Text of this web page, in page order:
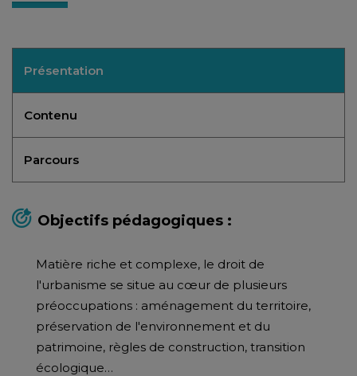
Présentation
Contenu
Parcours
Objectifs pédagogiques :
Matière riche et complexe, le droit de
l'urbanisme se situe au cœur de plusieurs
préoccupations : aménagement du territoire,
préservation de l'environnement et du
patrimoine, règles de construction, transition
écologique…